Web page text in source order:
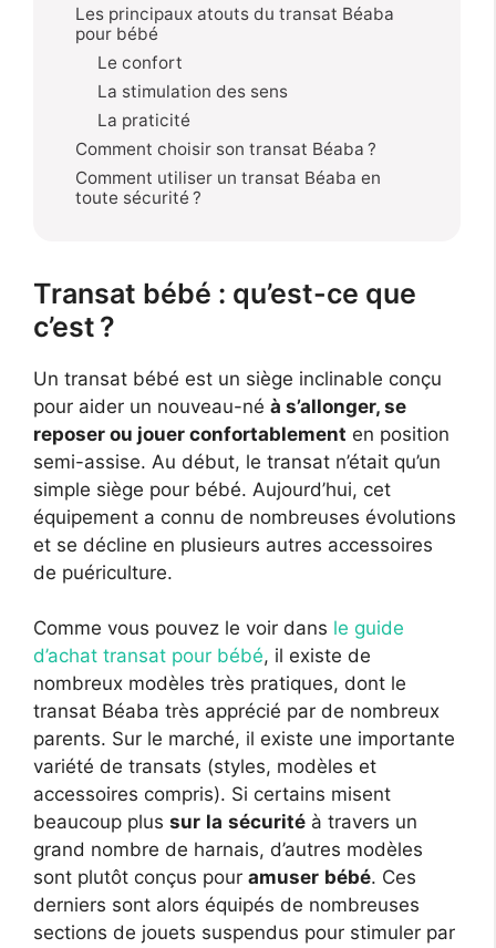
Les principaux atouts du transat Béaba
pour bébé
Le confort
La stimulation des sens
La praticité
Comment choisir son transat Béaba ?
Comment utiliser un transat Béaba en
toute sécurité ?
Transat bébé : qu’est-ce que
c’est ?
Un transat bébé est un siège inclinable conçu
pour aider un nouveau-né à s’allonger, se
reposer ou jouer confortablement en position
semi-assise. Au début, le transat n’était qu’un
simple siège pour bébé. Aujourd’hui, cet
équipement a connu de nombreuses évolutions
et se décline en plusieurs autres accessoires
de puériculture.
Comme vous pouvez le voir dans le guide
d’achat transat pour bébé, il existe de
nombreux modèles très pratiques, dont le
transat Béaba très apprécié par de nombreux
parents. Sur le marché, il existe une importante
variété de transats (styles, modèles et
accessoires compris). Si certains misent
beaucoup plus sur la sécurité à travers un
grand nombre de harnais, d’autres modèles
sont plutôt conçus pour amuser bébé. Ces
derniers sont alors équipés de nombreuses
sections de jouets suspendus pour stimuler par